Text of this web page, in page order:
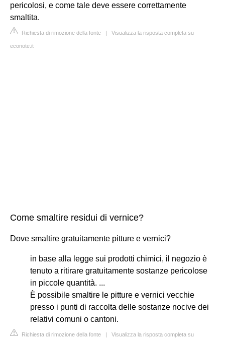
pericolosi, e come tale deve essere correttamente
smaltita.
Richiesta di rimozione della fonte | Visualizza la risposta completa su
econote.it
Come smaltire residui di vernice?
Dove smaltire gratuitamente pitture e vernici?
in base alla legge sui prodotti chimici, il negozio è
tenuto a ritirare gratuitamente sostanze pericolose
in piccole quantità. ...
È possibile smaltire le pitture e vernici vecchie
presso i punti di raccolta delle sostanze nocive dei
relativi comuni o cantoni.
Richiesta di rimozione della fonte | Visualizza la risposta completa su